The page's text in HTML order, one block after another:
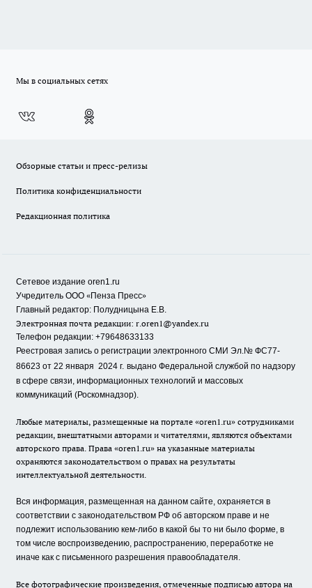
Мы в социальных сетях
Обзорные статьи и пресс-релизы
Политика конфиденциальности
Редакционная политика
Сетевое издание oren1.ru
Учредитель ООО «Пенза Пресс»
Главный редактор: Полудницына Е.В.
Электронная почта редакции: r.oren1@yandex.ru
Телефон редакции: +79648633133
Реестровая запись о регистрации электронного СМИ Эл.№ ФС77-
86623 от 22 января 2024 г. выдано Федеральной службой по надзору
в сфере связи, информационных технологий и массовых
коммуникаций (Роскомнадзор).
Любые материалы, размещенные на портале «oren1.ru» сотрудниками
редакции, внештатными авторами и читателями, являются объектами
авторского права. Права «oren1.ru» на указанные материалы
охраняются законодательством о правах на результаты
интеллектуальной деятельности.
Вся информация, размещенная на данном сайте, охраняется в
соответствии с законодательством РФ об авторском праве и не
подлежит использованию кем-либо в какой бы то ни было форме, в
том числе воспроизведению, распространению, переработке не
иначе как с письменного разрешения правообладателя.
Все фотографические произведения, отмеченные подписью автора на